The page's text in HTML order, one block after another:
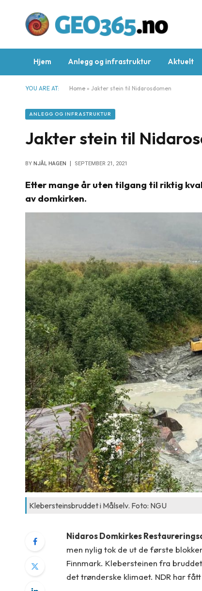
Hjem Anlegg og infrastruktur Aktuelt
YOU ARE AT: Home » Jakter stein til Nidarosdomen
ANLEGG OG INFRASTRUKTUR
Jakter stein til
BY NJÅL HAGEN SEPTEMBER 21, 2021
Etter mange år uten tilgang til riktig
av domkirken.
Klebersteinsbruddet i Målselv. Foto: NGU
Nidaros Domkirkes
men nylig tok de ut de første
Finnmark. Klebersteinen fra
det trønderske klimaet. NDR har